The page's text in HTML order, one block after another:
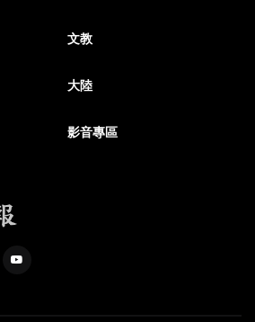
文教
大陸
影音專區